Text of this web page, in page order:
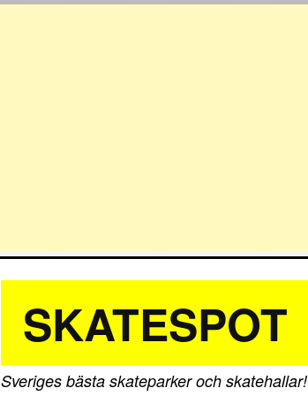
SKATESPOT
Sveriges bästa skateparker och skatehallar!